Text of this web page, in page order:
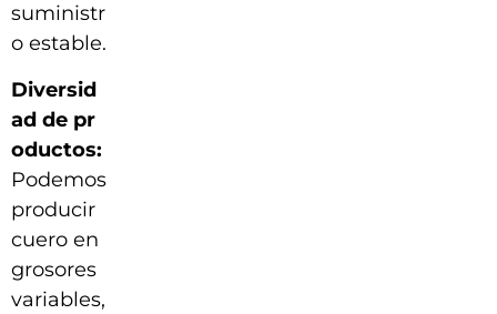
suministr
o estable.
Diversid
ad de pr
oductos:
Podemos
producir
cuero en
grosores
variables,